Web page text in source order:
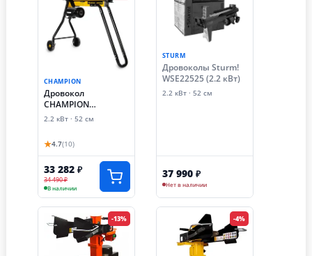
CHAMPION
Дровокол
CHAMPION
LSH5001H
2.2 кВт · 52 см
★4.7(10)
33 282 ₽
34 490 ₽
В наличии
STURM
Дровоколы Sturm!
WSE22525 (2.2 кВт)
2.2 кВт · 52 см
37 990 ₽
Нет в наличии
-13% -4%